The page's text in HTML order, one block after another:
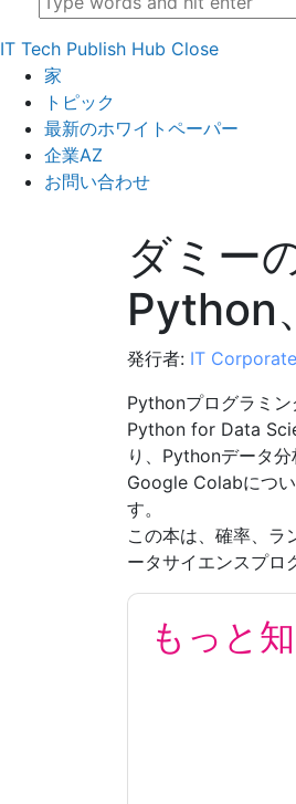
IT Tech Publish Hub Close
家
トピック
最新のホワイトペーパー
企業AZ
お問い合わせ
ダミー
Python
発行者: IT Corporate
Pythonプログラミ
Python for Data
り、Pythonデータ
Google Colabにつ
す。
この本は、確率、ラ
ータサイエンスプロ
もっと